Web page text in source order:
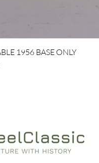
1956 BASE ONLY